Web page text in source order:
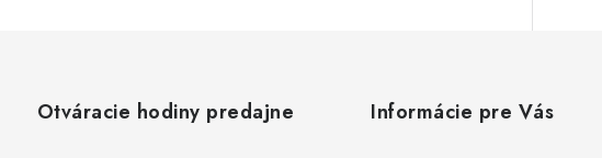
Otváracie hodiny predajne Informácie pre Vás